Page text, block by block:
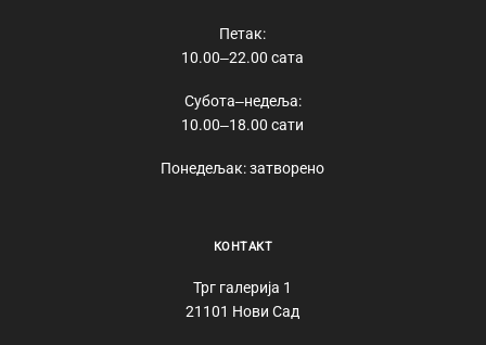
Петак:
10.00‒22.00 сата
Субота‒недеља:
10.00‒18.00 сати
Понедељак: затворено
КОНТАКТ
Трг галерија 1
21101 Нови Сад